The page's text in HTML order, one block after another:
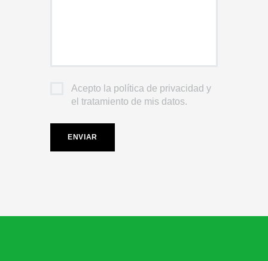
Acepto la política de privacidad y
el tratamiento de mis datos.